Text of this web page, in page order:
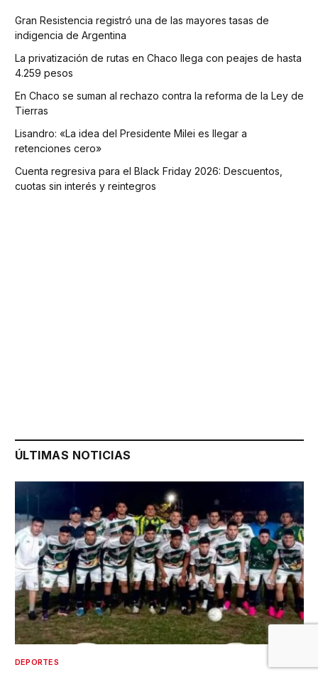
Gran Resistencia registró una de las mayores tasas de
indigencia de Argentina
La privatización de rutas en Chaco llega con peajes de hasta
4.259 pesos
En Chaco se suman al rechazo contra la reforma de la Ley de
Tierras
Lisandro: «La idea del Presidente Milei es llegar a
retenciones cero»
Cuenta regresiva para el Black Friday 2026: Descuentos,
cuotas sin interés y reintegros
ÚLTIMAS NOTICIAS
DEPORTES